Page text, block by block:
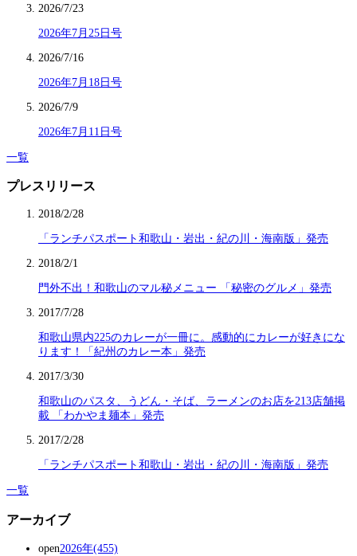
2026/7/23
2026年7月25日号
2026/7/16
2026年7月18日号
2026/7/9
2026年7月11日号
一覧
プレスリリース
2018/2/28
「ランチパスポート和歌山・岩出・紀の川・海南版」発売
2018/2/1
門外不出！和歌山のマル秘メニュー 「秘密のグルメ」発売
2017/7/28
和歌山県内225のカレーが一冊に。感動的にカレーが好きにな
ります！「紀州のカレー本」発売
2017/3/30
和歌山のパスタ、うどん・そば、ラーメンのお店を213店舗掲
載 「わかやま麺本」発売
2017/2/28
「ランチパスポート和歌山・岩出・紀の川・海南版」発売
一覧
アーカイブ
open2026年(455)